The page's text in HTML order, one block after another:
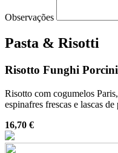
Observações
Pasta & Risotti
Risotto Funghi Porcini
Risotto com cogumelos
espinafres frescas e lascas
16,70 €